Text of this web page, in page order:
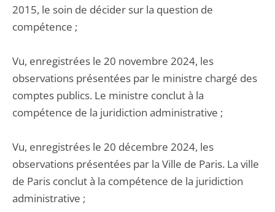
2015, le soin de décider sur la question de
compétence ;
Vu, enregistrées le 20 novembre 2024, les
observations présentées par le ministre chargé des
comptes publics. Le ministre conclut à la
compétence de la juridiction administrative ;
Vu, enregistrées le 20 décembre 2024, les
observations présentées par la Ville de Paris. La ville
de Paris conclut à la compétence de la juridiction
administrative ;